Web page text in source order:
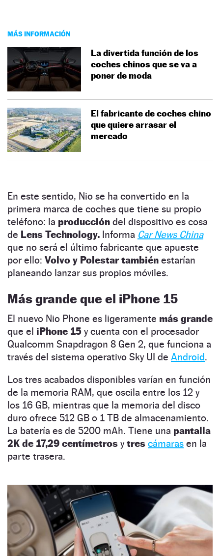
MÁS INFORMACIÓN
La divertida función de los
coches chinos que se va a
poner de moda
El fabricante de coches chino
que quiere arrasar el
mercado
En este sentido, Nio se ha convertido en la
primera marca de coches que tiene su propio
teléfono: la producción del dispositivo es cosa
de Lens Technology. Informa Car News China
que no será el último fabricante que apueste
por ello: Volvo y Polestar también estarían
planeando lanzar sus propios móviles.
Más grande que el iPhone 15
El nuevo Nio Phone es ligeramente más grande
que el iPhone 15 y cuenta con el procesador
Qualcomm Snapdragon 8 Gen 2, que funciona a
través del sistema operativo Sky UI de Android.
Los tres acabados disponibles varían en función
de la memoria RAM, que oscila entre los 12 y
los 16 GB, mientras que la memoria del disco
duro ofrece 512 GB o 1 TB de almacenamiento.
La batería es de 5200 mAh. Tiene una pantalla
2K de 17,29 centímetros ytres cámaras en la
parte trasera.